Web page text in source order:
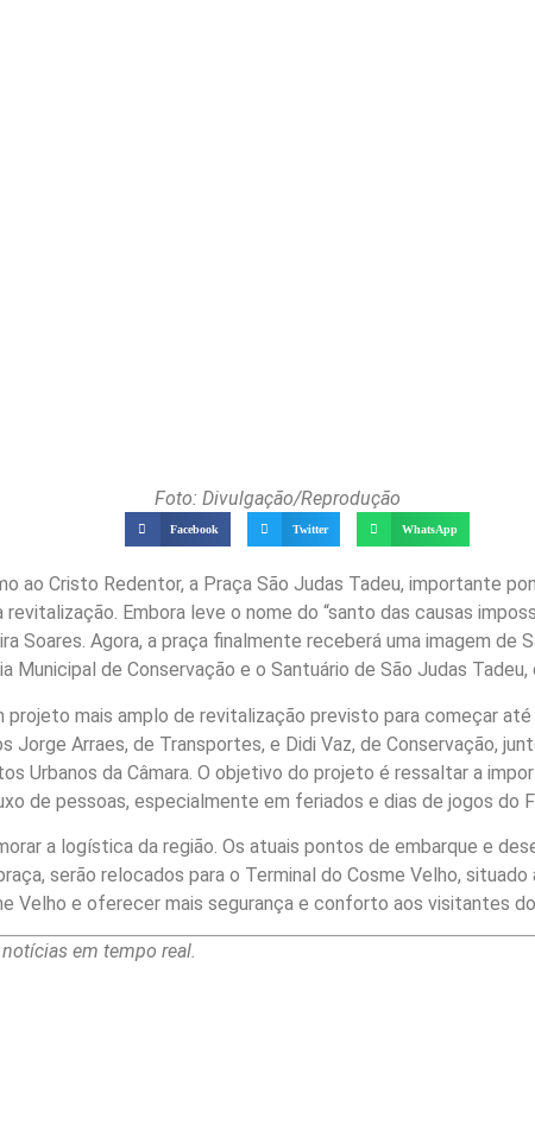
Foto: Divulgação/Reprodução
Facebook Twitter WhatsApp
ao Cristo Redentor, a Praça São Judas Tadeu, importante
Embora leve o nome do “santo das causas
Soares. Agora, a praça finalmente receberá uma imagem de
Municipal de Conservação e o Santuário de São Judas
mais amplo de revitalização previsto para começar até
Arraes, de Transportes, e Didi Vaz, de Conservação,
Urbanos da Câmara. O objetivo do projeto é ressaltar a
de pessoas, especialmente em feriados e dias de jogos do
a logística da região. Os atuais pontos de embarque e
serão relocados para o Terminal do Cosme Velho,
Velho e oferecer mais segurança e conforto aos visitantes
em tempo real.